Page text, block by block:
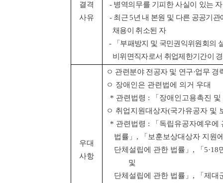
결격
사유
- 병역의무를 기피한 사실이 있는 자
- 최근 5년 내 본원 및 다른 공공기
채용이 취소된 자
-
「 부패방지 및 국민권익위원회의
비위면직자로서 취업제한기간이
우대
사항
ㅇ 관련분야 전공자 및 연구·업무 경
ㅇ 장애인은 관련법에 의거 우대
* 관련법령 : 「 장애인고용촉진
ㅇ 취업지원대상자(국가유공자 및
* 관련법령 : 「 독립유공자예우에
법률 」 , 「 보훈보상대상자 지원
단체설립에 관한 법률 」 , 「 5·18
및
단체설립에 관한 법률 」 , 「 제대